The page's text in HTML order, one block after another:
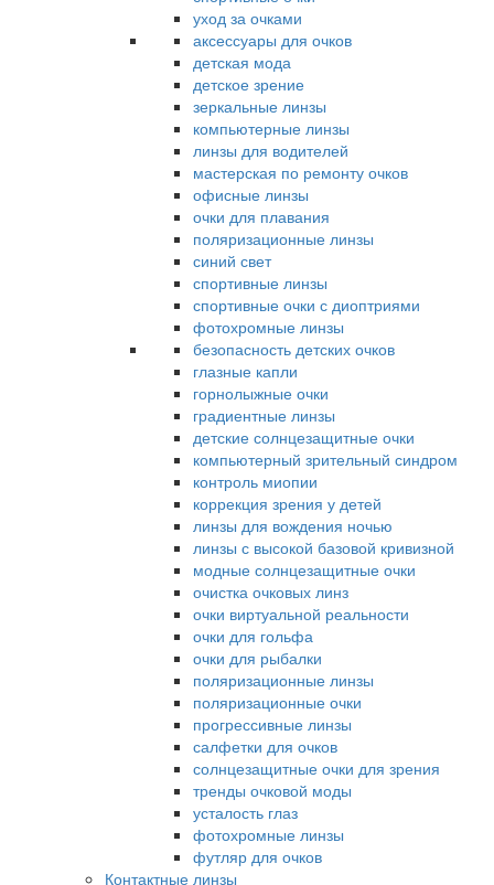
уход за очками
аксессуары для очков
детская мода
детское зрение
зеркальные линзы
компьютерные линзы
линзы для водителей
мастерская по ремонту очков
офисные линзы
очки для плавания
поляризационные линзы
синий свет
спортивные линзы
спортивные очки с диоптриями
фотохромные линзы
безопасность детских очков
глазные капли
горнолыжные очки
градиентные линзы
детские солнцезащитные очки
компьютерный зрительный синдром
контроль миопии
коррекция зрения у детей
линзы для вождения ночью
линзы с высокой базовой кривизной
модные солнцезащитные очки
очистка очковых линз
очки виртуальной реальности
очки для гольфа
очки для рыбалки
поляризационные линзы
поляризационные очки
прогрессивные линзы
салфетки для очков
солнцезащитные очки для зрения
тренды очковой моды
усталость глаз
фотохромные линзы
футляр для очков
Контактные линзы